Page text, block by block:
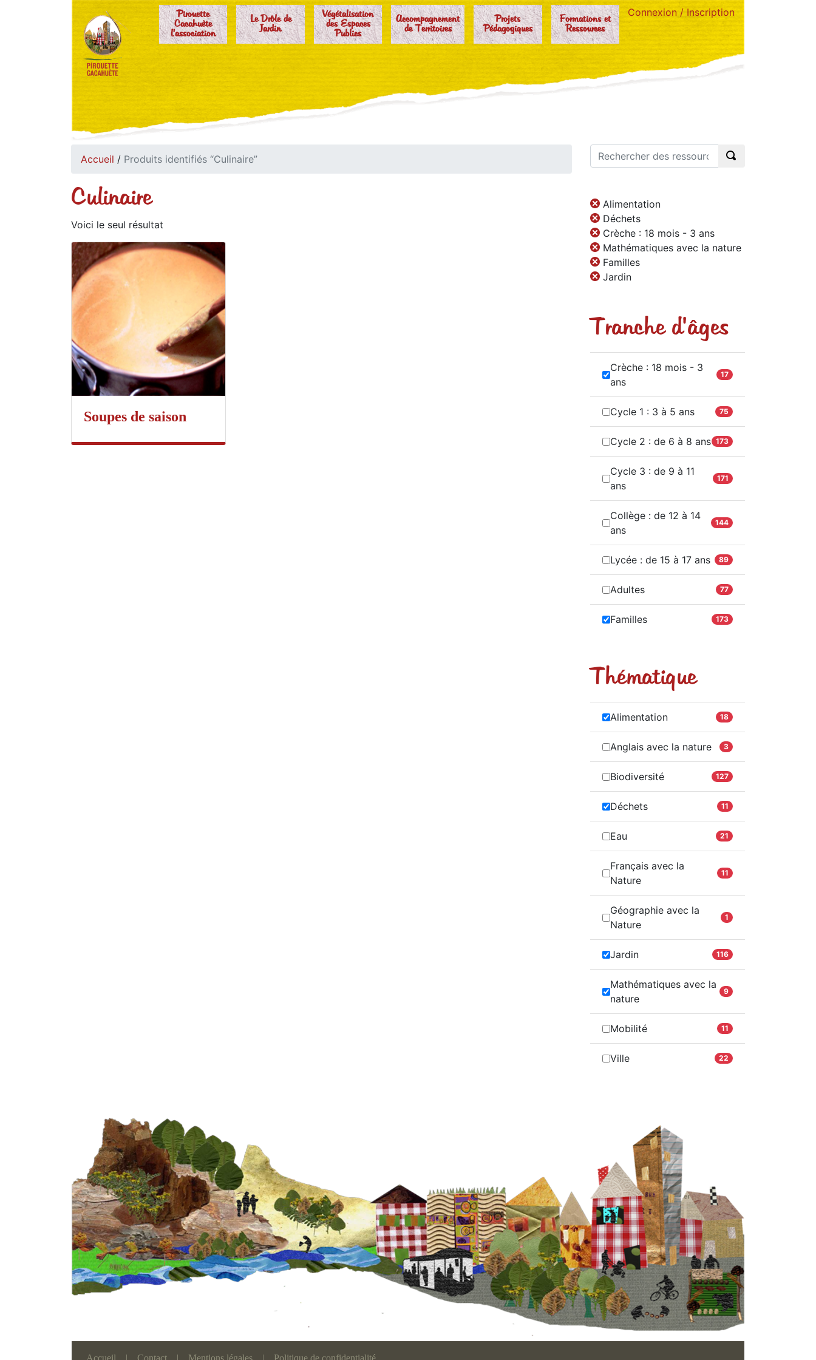
Pirouette
Cacahuète
l'association
Le Drôle de
Jardin
Végétalisation
des Espaces
Publics
Accompagnement
de Territoires
Projets
Pédagogiques
Formations et
Ressources
Connexion / Inscription
Accueil / Produits identifiés “Culinaire”
Culinaire
Voici le seul résultat
Soupes de saison
Alimentation
Déchets
Crèche : 18 mois - 3 ans
Mathématiques avec la nature
Familles
Jardin
Tranche d'âges
Crèche : 18 mois - 3
ans
17
Cycle 1 : 3 à 5 ans 75
Cycle 2 : de 6 à 8 ans 173
Cycle 3 : de 9 à 11
ans
171
Collège : de 12 à 14
ans
144
Lycée : de 15 à 17 ans 89
Adultes 77
Familles 173
Thématique
Alimentation 18
Anglais avec la nature 3
Biodiversité 127
Déchets 11
Eau 21
Français avec la
Nature
11
Géographie avec la
Nature
1
Jardin 116
Mathématiques avec la
nature
9
Mobilité 11
Ville 22